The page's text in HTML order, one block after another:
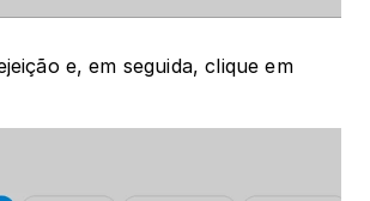
Corrija a rejeição e, em seguida, clique em